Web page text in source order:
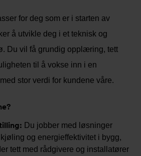
for deg som er i starten av
å utvikle deg i et teknisk og
Du vil få grundig opplæring, tett
til å vokse inn i en
stor verdi for kundene våre.
Du jobber med løsninger
og energieffektivitet i bygg,
tett med rådgivere og installatører